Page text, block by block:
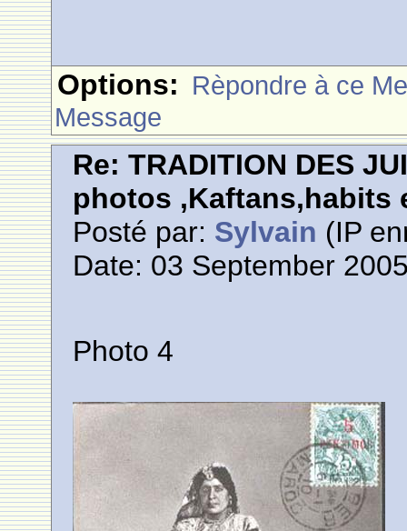
Options: Rèpondre à ce
Message
Re: TRADITION DES
photos ,Kaftans,habits
Posté par: Sylvain (IP
Date: 03 September
Photo 4